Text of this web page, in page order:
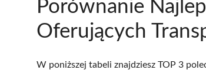
Porównanie
Oferujących
W poniższej tabeli znajdziesz TOP 3